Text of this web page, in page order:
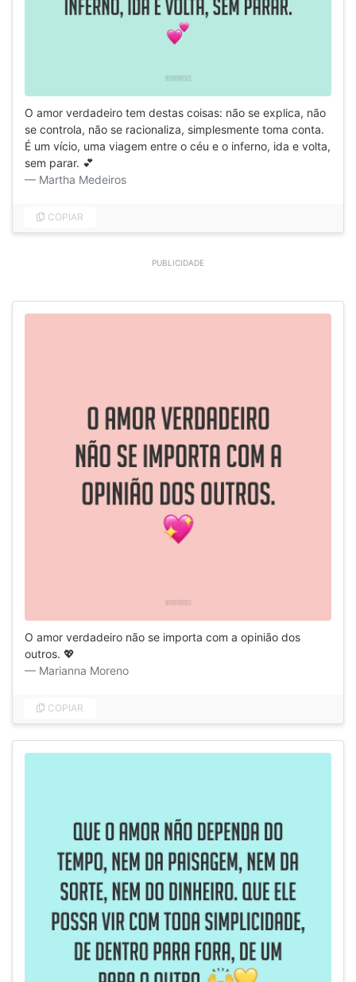
O amor verdadeiro tem destas coisas: não se explica, não
se controla, não se racionaliza, simplesmente toma conta.
É um vício, uma viagem entre o céu e o inferno, ida e volta,
sem parar. 💕
Martha Medeiros
COPIAR
PUBLICIDADE
O amor verdadeiro não se importa com a opinião dos
outros. 💖
Marianna Moreno
COPIAR